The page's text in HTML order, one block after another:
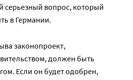
серьезный вопрос, который
в Германии.
законопроект,
должен быть
Если он будет одобрен,